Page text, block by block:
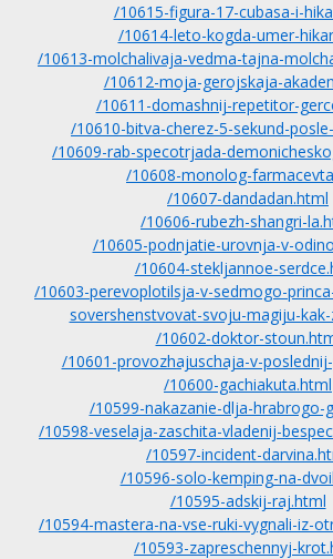
/10615-figura-17-cubasa-i-
/10614-leto-kogda-umer-
/10613-molchalivaja-vedma-tajna-
/10612-moja-gerojskaja-
/10611-domashnij-repetitor-
/10610-bitva-cherez-5-sekund-
/10609-rab-specotrjada-
/10608-monolog-
/10607-dandadan.html
/10606-rubezh-shangri-
/10605-podnjatie-urovnja-v-
/10604-stekljannoe-
/10603-perevoplotilsja-v-sedmogo-
sovershenstvovat-svoju-magiju-
/10602-doktor-
/10601-provozhajuschaja-v-
/10600-gachiakuta.html
/10599-nakazanie-dlja-hrabrogo-
/10598-veselaja-zaschita-vladenij-
/10597-incident-
/10596-solo-kemping-na-
/10595-adskij-raj.html
/10594-mastera-na-vse-ruki-vygnali-iz-
/10593-zapreschennyj-